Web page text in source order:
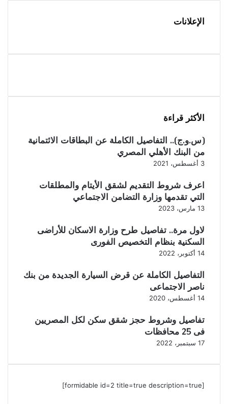
الإعلانات
الأكثر قراءة
(س.و.ج).. التفاصيل الكاملة عن البطاقات الائتمانية
من البنك الأهلي المصري
3 أغسطس، 2021
اعرف شروط التقديم لشقق الأيتام والمطلقات
التي تقدمها وزارة التضامن الاجتماعي
13 مارس، 2023
لاول مرة.. تفاصيل طرح وزارة الاسكان للأراضى
السكنية بنظام التخصيص الفورى
14 أكتوبر، 2022
التفاصيل الكاملة عن قرض السيارة الجديدة من بنك
ناصر الاجتماعى
14 أغسطس، 2020
تفاصيل وشروط حجز شقق سكن لكل المصريين
فى 25 محافظات
17 سبتمبر، 2022
[formidable id=2 title=true description=true]